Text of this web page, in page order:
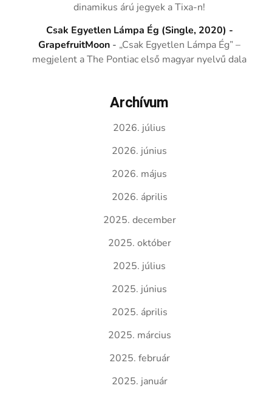
dinamikus árú jegyek a Tixa-n!
Csak Egyetlen Lámpa Ég (Single, 2020) -
GrapefruitMoon - „Csak Egyetlen Lámpa Ég” –
megjelent a The Pontiac első magyar nyelvű dala
Archívum
2026. július
2026. június
2026. május
2026. április
2025. december
2025. október
2025. július
2025. június
2025. április
2025. március
2025. február
2025. január